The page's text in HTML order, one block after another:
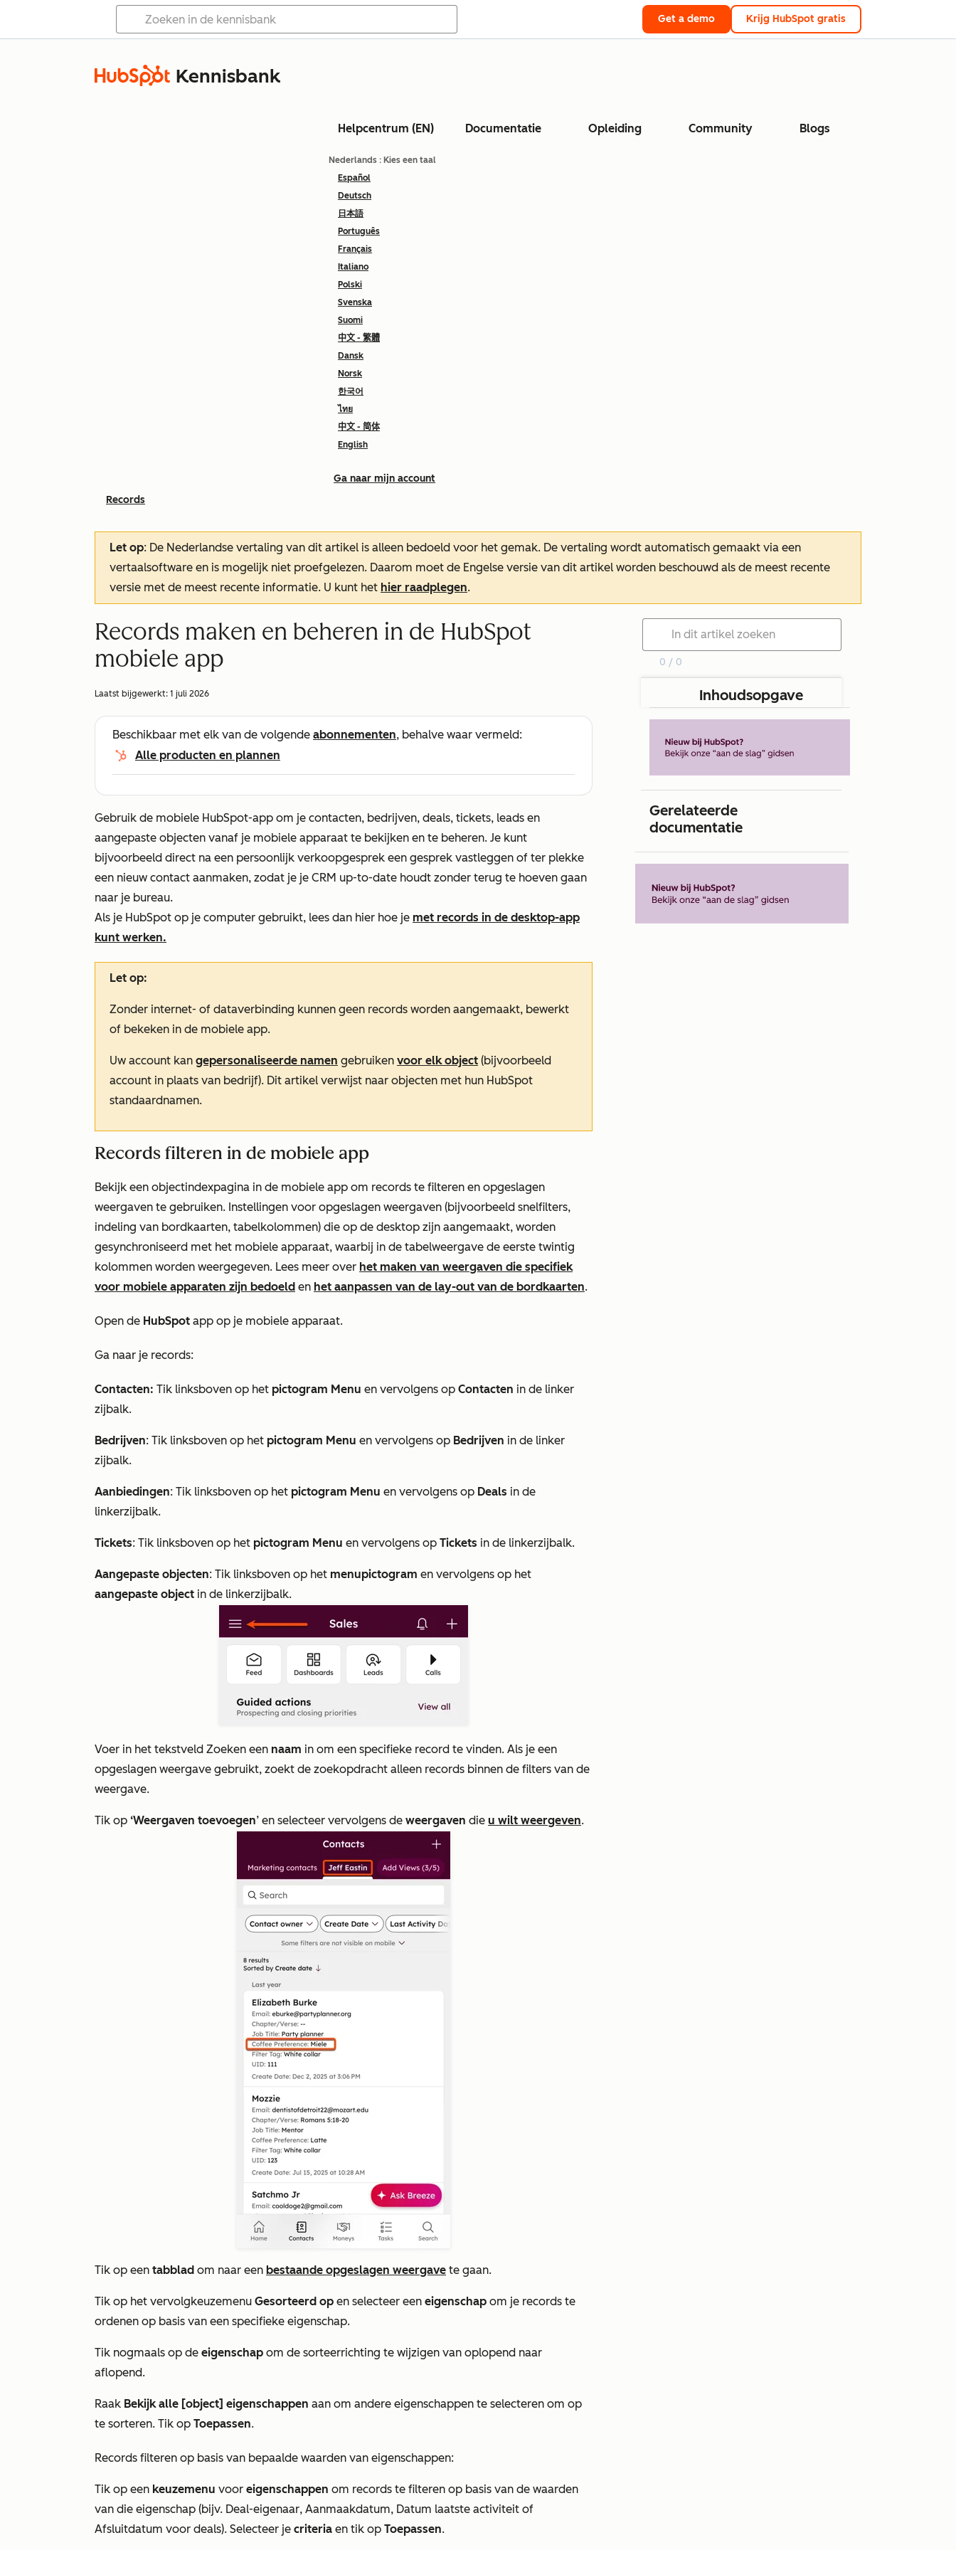
Get a demo Krijg HubSpot gratis
Kennisbank
Helpcentrum (EN) Documentatie Opleiding Community Blogs
Nederlands : Kies een taal
Español
Deutsch
日本語
Português
Français
Italiano
Polski
Svenska
Suomi
中文 - 繁體
Dansk
Norsk
한국어
ไทย
中文 - 简体
English
Ga naar mijn account
Records
Let op: De Nederlandse vertaling van dit artikel is alleen bedoeld voor het gemak. De vertaling wordt automatisch gemaakt via een
vertaalsoftware en is mogelijk niet proefgelezen. Daarom moet de Engelse versie van dit artikel worden beschouwd als de meest recente
versie met de meest recente informatie. U kunt het hier raadplegen.
Records maken en beheren in de HubSpot
mobiele app
Laatst bijgewerkt: 1 juli 2026
Beschikbaar met elk van de volgende abonnementen, behalve waar vermeld:
Alle producten en plannen
Gebruik de mobiele HubSpot-app om je contacten, bedrijven, deals, tickets, leads en
aangepaste objecten vanaf je mobiele apparaat te bekijken en te beheren. Je kunt
bijvoorbeeld direct na een persoonlijk verkoopgesprek een gesprek vastleggen of ter plekke
een nieuw contact aanmaken, zodat je je CRM up-to-date houdt zonder terug te hoeven gaan
naar je bureau.
Als je HubSpot op je computer gebruikt, lees dan hier hoe je met records in de desktop-app
kunt werken.
Let op:
Zonder internet- of dataverbinding kunnen geen records worden aangemaakt, bewerkt
of bekeken in de mobiele app.
Uw account kan gepersonaliseerde namen gebruiken voor elk object (bijvoorbeeld
account in plaats van bedrijf). Dit artikel verwijst naar objecten met hun HubSpot
standaardnamen.
Records filteren in de mobiele app
Bekijk een objectindexpagina in de mobiele app om records te filteren en opgeslagen
weergaven te gebruiken. Instellingen voor opgeslagen weergaven (bijvoorbeeld snelfilters,
indeling van bordkaarten, tabelkolommen) die op de desktop zijn aangemaakt, worden
gesynchroniseerd met het mobiele apparaat, waarbij in de tabelweergave de eerste twintig
kolommen worden weergegeven. Lees meer over het maken van weergaven die specifiek
voor mobiele apparaten zijn bedoeld en het aanpassen van de lay-out van de bordkaarten.
Open de HubSpot app op je mobiele apparaat.
Ga naar je records:
Contacten: Tik linksboven op het pictogram Menu en vervolgens op Contacten in de linker
zijbalk.
Bedrijven: Tik linksboven op het pictogram Menu en vervolgens op Bedrijven in de linker
zijbalk.
Aanbiedingen: Tik linksboven op het pictogram Menu en vervolgens op Deals in de
linkerzijbalk.
Tickets: Tik linksboven op het pictogram Menu en vervolgens op Tickets in de linkerzijbalk.
Aangepaste objecten: Tik linksboven op het menupictogram en vervolgens op het
aangepaste object in de linkerzijbalk.
Voer in het tekstveld Zoeken een naam in om een specifieke record te vinden. Als je een
opgeslagen weergave gebruikt, zoekt de zoekopdracht alleen records binnen de filters van de
weergave.
Tik op ‘Weergaven toevoegen’ en selecteer vervolgens de weergaven die u wilt weergeven.
Tik op een tabblad om naar een bestaande opgeslagen weergave te gaan.
Tik op het vervolgkeuzemenu Gesorteerd op en selecteer een eigenschap om je records te
ordenen op basis van een specifieke eigenschap.
Tik nogmaals op de eigenschap om de sorteerrichting te wijzigen van oplopend naar
aflopend.
Raak Bekijk alle [object] eigenschappen aan om andere eigenschappen te selecteren om op
te sorteren. Tik op Toepassen.
Records filteren op basis van bepaalde waarden van eigenschappen:
Tik op een keuzemenu voor eigenschappen om records te filteren op basis van de waarden
van die eigenschap (bijv. Deal-eigenaar, Aanmaakdatum, Datum laatste activiteit of
Afsluitdatum voor deals). Selecteer je criteria en tik op Toepassen.
0 / 0
Inhoudsopgave
Gerelateerde
documentatie